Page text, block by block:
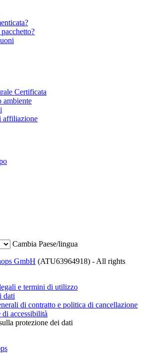
Certificata
ambiente
affiliazione
Cambia Paese/lingua
GmbH (ATU63964918) - All rights
e termini di utilizzo
dati
di contratto e politica di cancellazione
accessibilità
protezione dei dati